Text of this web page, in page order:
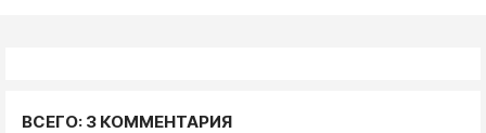
ВСЕГО: 3 КОММЕНТАРИЯ